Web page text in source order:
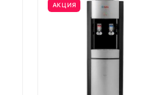
АКЦИЯ